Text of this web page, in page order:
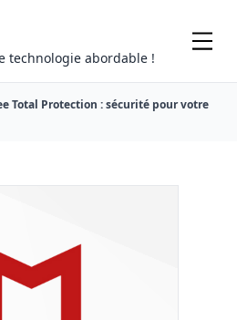
technologie abordable !
Total Protection : sécurité pour votre